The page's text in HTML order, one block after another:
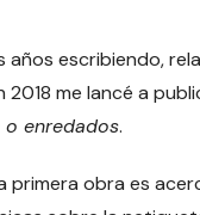
años escribiendo,
me lancé a
o enredados.
primera obra es